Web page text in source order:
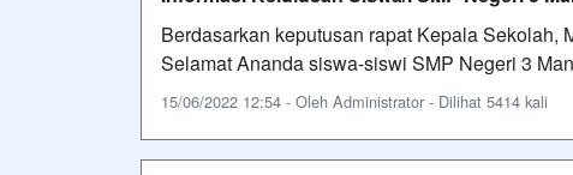
Berdasarkan keputusan rapat Kepala Sekolah,
Selamat Ananda siswa-siswi SMP Negeri 3
15/06/2022 12:54 - Oleh Administrator - Dilihat 5414 kali